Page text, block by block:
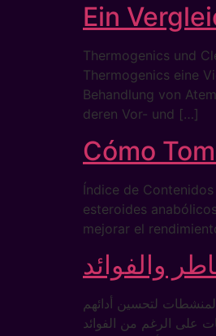
Ein
Thermogenics und
Thermogenics eine
Behandlung von
deren Vor- und […]
Cómo
Índice de
esteroides
mejorar el
والفوائد
لتحسين أدائهم
على الرغم من الفوائد